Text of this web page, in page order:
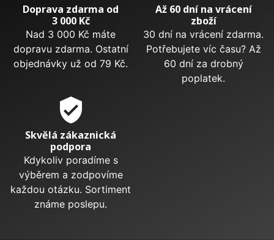
Doprava zdarma od
3 000 Kč
Nad 3 000 Kč máte
dopravu zdarma. Ostatní
objednávky už od 79 Kč.
Až 60 dní na vrácení
zboží
30 dní na vrácení zdarma.
Potřebujete víc času? Až
60 dní za drobný
poplatek.
verified_user
Skvělá zákaznická
podpora
Kdykoliv poradíme s
výběrem a zodpovíme
každou otázku. Sortiment
známe poslepu.